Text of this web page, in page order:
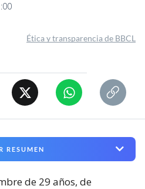
Ética y transparencia de BBCL
RESUMEN
de 29 años, de